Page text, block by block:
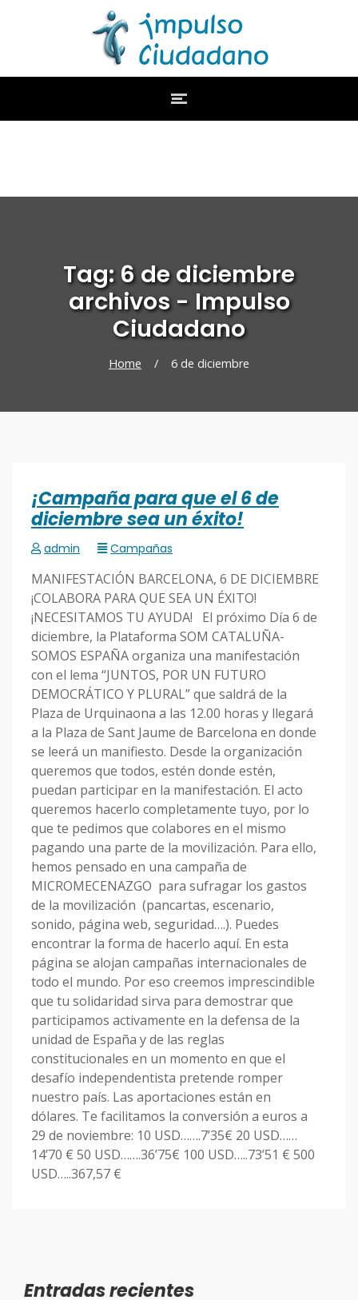
Tag: 6 de diciembre
archivos - Impulso
Ciudadano
Home / 6 de diciembre
¡Campaña para que el 6 de
diciembre sea un éxito!
admin Campañas
MANIFESTACIÓN BARCELONA, 6 DE DICIEMBRE
¡COLABORA PARA QUE SEA UN ÉXITO!
¡NECESITAMOS TU AYUDA! El próximo Día 6 de
diciembre, la Plataforma SOM CATALUÑA-
SOMOS ESPAÑA organiza una manifestación
con el lema “JUNTOS, POR UN FUTURO
DEMOCRÁTICO Y PLURAL” que saldrá de la
Plaza de Urquinaona a las 12.00 horas y llegará
a la Plaza de Sant Jaume de Barcelona en donde
se leerá un manifiesto. Desde la organización
queremos que todos, estén donde estén,
puedan participar en la manifestación. El acto
queremos hacerlo completamente tuyo, por lo
que te pedimos que colabores en el mismo
pagando una parte de la movilización. Para ello,
hemos pensado en una campaña de
MICROMECENAZGO para sufragar los gastos
de la movilización (pancartas, escenario,
sonido, página web, seguridad….). Puedes
encontrar la forma de hacerlo aquí. En esta
página se alojan campañas internacionales de
todo el mundo. Por eso creemos imprescindible
que tu solidaridad sirva para demostrar que
participamos activamente en la defensa de la
unidad de España y de las reglas
constitucionales en un momento en que el
desafío independentista pretende romper
nuestro país. Las aportaciones están en
dólares. Te facilitamos la conversión a euros a
29 de noviembre: 10 USD…….7’35€ 20 USD……
14’70 € 50 USD…….36’75€ 100 USD…..73’51 € 500
USD…..367,57 €
Entradas recientes